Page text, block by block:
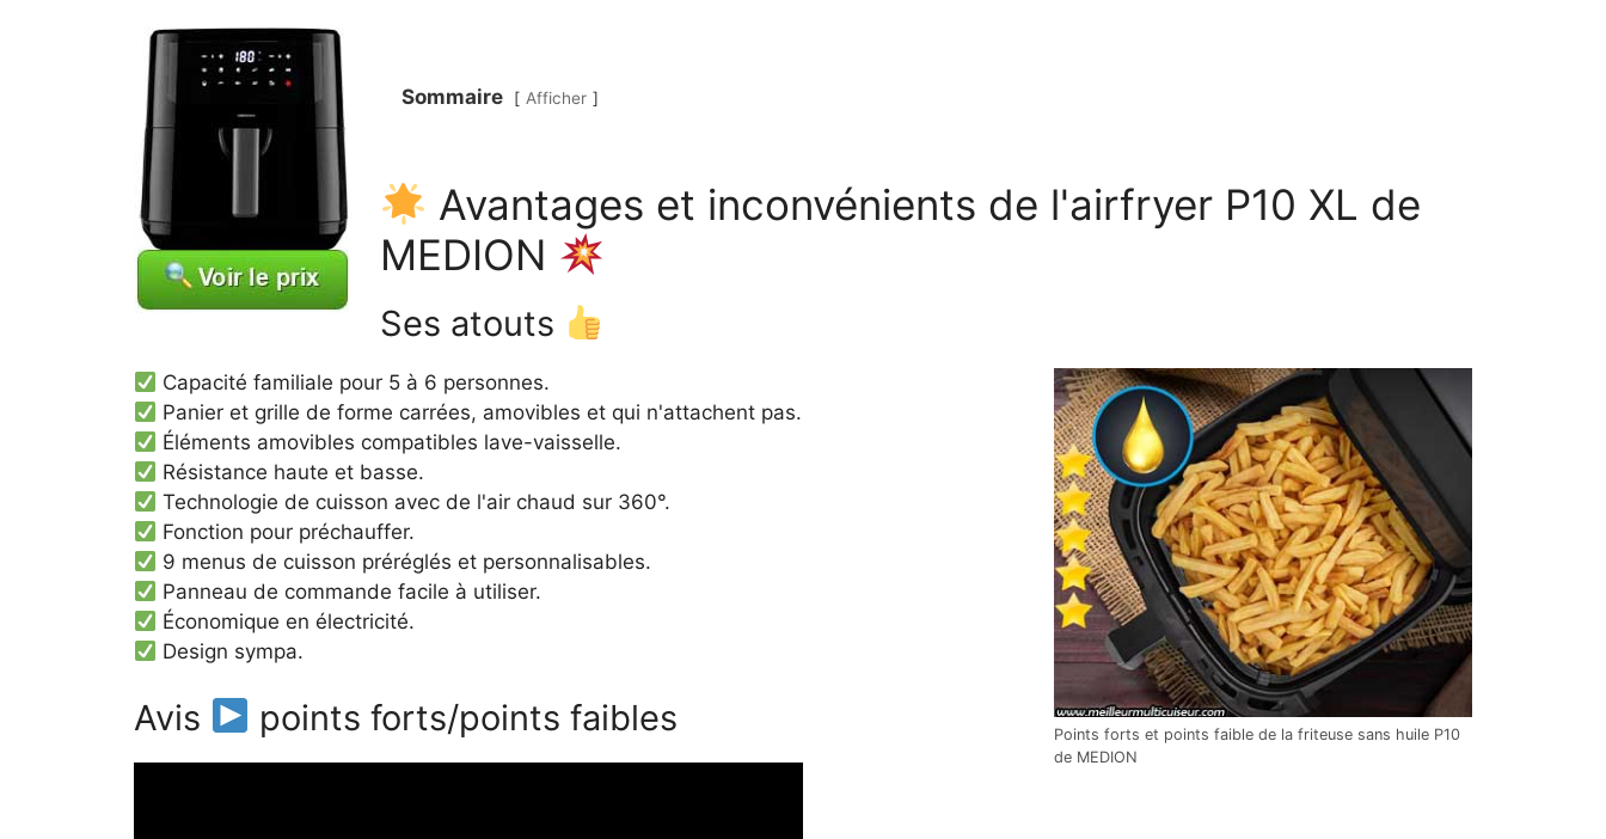
Sommaire Afficher
Avantages et inconvénients de l'airfryer P10 XL de
MEDION
Ses atouts
Points forts et points faible de la friteuse sans huile P10
de MEDION
Capacité familiale pour 5 à 6 personnes.
Panier et grille de forme carrées, amovibles et qui n'attachent pas.
Éléments amovibles compatibles lave-vaisselle.
Résistance haute et basse.
Technologie de cuisson avec de l'air chaud sur 360°.
Fonction pour préchauffer.
9 menus de cuisson préréglés et personnalisables.
Panneau de commande facile à utiliser.
Économique en électricité.
Design sympa.
Avis points forts/points faibles